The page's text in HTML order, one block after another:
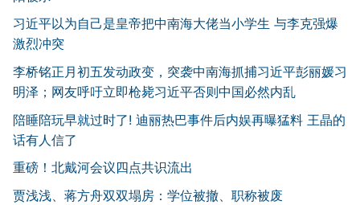
习近平以为自己是皇帝把中南海大佬当小学生 与李克强爆
激烈冲突
李桥铭正月初五发动政变，突袭中南海抓捕习近平彭丽媛习
明泽；网友呼吁立即枪毙习近平否则中国必然内乱
陪睡陪玩早就过时了! 迪丽热巴事件后内娱再曝猛料 王晶的
话有人信了
重磅！北戴河会议四点共识流出
贾浅浅、蒋方舟双双塌房：学位被撤、职称被废